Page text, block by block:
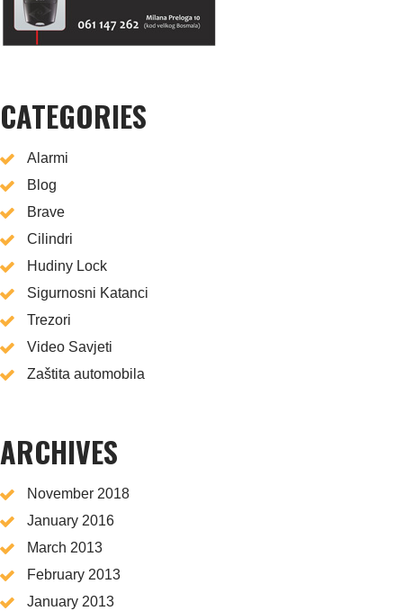
CATEGORIES
Alarmi
Blog
Brave
Cilindri
Hudiny Lock
Sigurnosni Katanci
Trezori
Video Savjeti
Zaštita automobila
ARCHIVES
November 2018
January 2016
March 2013
February 2013
January 2013